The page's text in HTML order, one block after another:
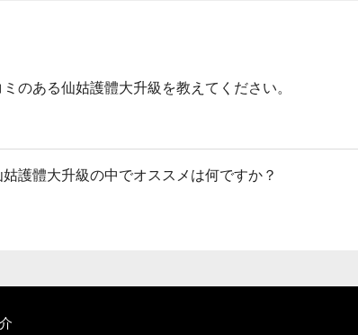
のある仙姑護體大升級を教えてください。
護體大升級の中でオススメは何ですか？